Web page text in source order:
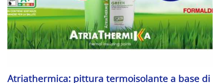
Atriathermica: pittura termoisolante a base di